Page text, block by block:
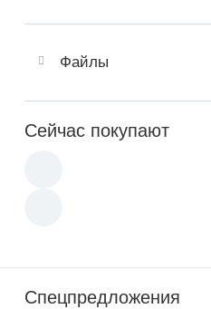
Файлы
Сейчас покупают
Спецпредложения